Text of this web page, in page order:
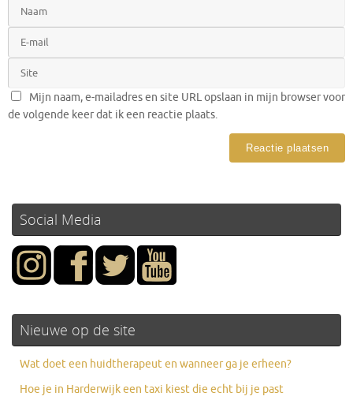
Mijn naam, e-mailadres en site URL opslaan in mijn browser voor
de volgende keer dat ik een reactie plaats.
Social Media
Nieuwe op de site
Wat doet een huidtherapeut en wanneer ga je erheen?
Hoe je in Harderwijk een taxi kiest die echt bij je past